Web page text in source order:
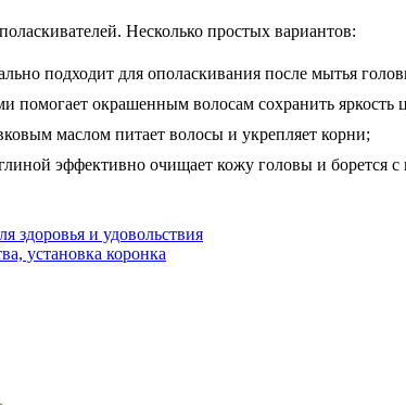
Несколько простых вариантов:
подходит для ополаскивания после мытья
помогает окрашенным волосам сохранить яркость
маслом питает волосы и укрепляет корни;
эффективно очищает кожу головы и борется с
здоровья и удовольствия
установка коронка